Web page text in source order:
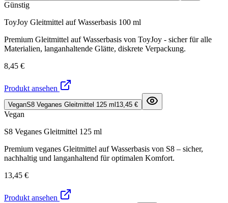
Günstig
ToyJoy Gleitmittel auf Wasserbasis 100 ml
Premium Gleitmittel auf Wasserbasis von ToyJoy - sicher für alle
Materialien, langanhaltende Glätte, diskrete Verpackung.
8,45 €
Produkt ansehen
VeganS8 Veganes Gleitmittel 125 ml 13,45 €
Vegan
S8 Veganes Gleitmittel 125 ml
Premium veganes Gleitmittel auf Wasserbasis von S8 – sicher,
nachhaltig und langanhaltend für optimalen Komfort.
13,45 €
Produkt ansehen